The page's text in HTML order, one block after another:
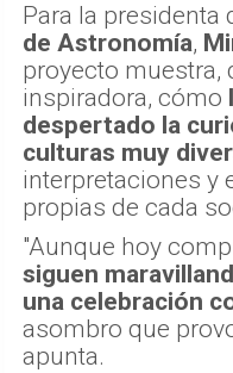
Para la presidenta
de Astronomía,
proyecto muestra,
inspiradora, cómo
despertado la
culturas muy
interpretaciones y
propias de cada
"Aunque hoy
siguen
una celebración
asombro que
apunta.